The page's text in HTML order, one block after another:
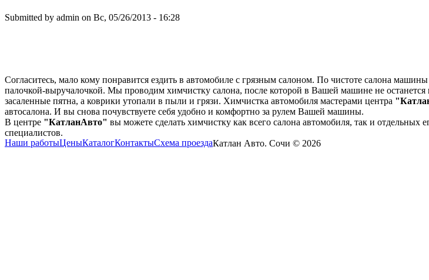
Submitted by admin on Вс, 05/26/2013 - 16:28
Согласитесь, мало кому понравится ездить в автомобиле с грязным салоном. По чистоте салона
палочкой-выручалочкой. Мы проводим химчистку салона, после которой в Вашей машине не
засаленные пятна, а коврики утопали в пыли и грязи. Химчистка автомобиля мастерами центра
автосалона. И вы снова почувствуете себя удобно и комфортно за рулем Вашей машины.
В центре "КатланАвто" вы можете сделать химчистку как всего салона автомобиля, так и
специалистов.
Наши работыЦеныКаталогКонтактыСхема проездаКатлан Авто. Сочи © 2026